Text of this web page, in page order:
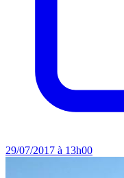
29/07/2017 à 13h00